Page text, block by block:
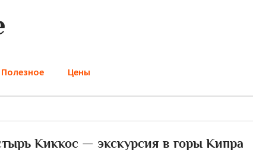
Полезное Цены
Киккос — экскурсия в горы Кипра